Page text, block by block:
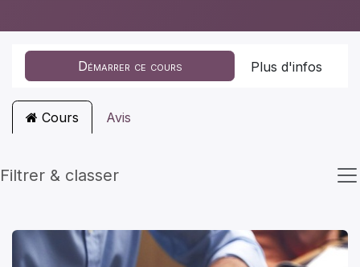
Démarrer ce cours Plus d'infos
Cours Avis
Filtrer & classer